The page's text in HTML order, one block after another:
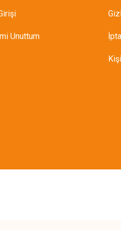
KLİPS / PRATİKASNAK
Unuttum